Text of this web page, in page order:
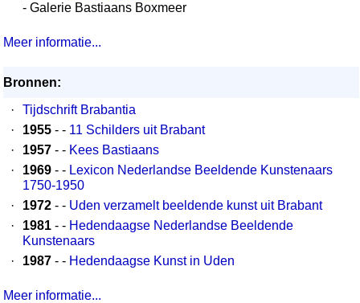
- Galerie Bastiaans Boxmeer
Meer informatie...
Bronnen:
·
Tijdschrift Brabantia
·
1955 - - 11 Schilders uit Brabant
·
1957 - - Kees Bastiaans
·
1969 - - Lexicon Nederlandse Beeldende Kunstenaars
1750-1950
·
1972 - - Uden verzamelt beeldende kunst uit Brabant
·
1981 - - Hedendaagse Nederlandse Beeldende
Kunstenaars
·
1987 - - Hedendaagse Kunst in Uden
Meer informatie...